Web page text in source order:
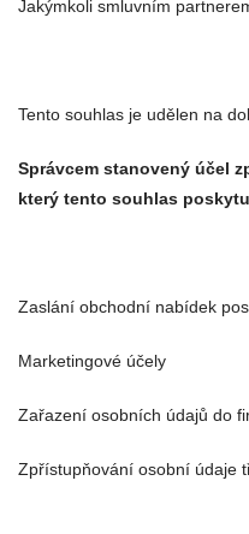
Jakýmkoli smluvním
Tento souhlas je udělen na
Správcem stanovený účel
který tento souhlas
Zaslání obchodní nabídek
Marketingové účely
Zařazení osobních údajů do
Zpřístupňování osobní údaje